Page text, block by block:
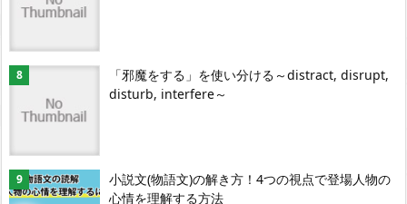
「邪魔をする」を使い分ける～distract, disrupt,
disturb, interfere～
小説文(物語文)の解き方！4つの視点で登場人物の
心情を理解する方法